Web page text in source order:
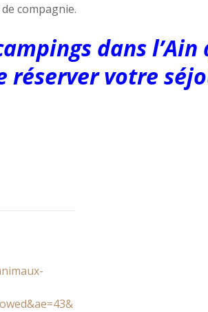
compagnie.
dans
réserver votre